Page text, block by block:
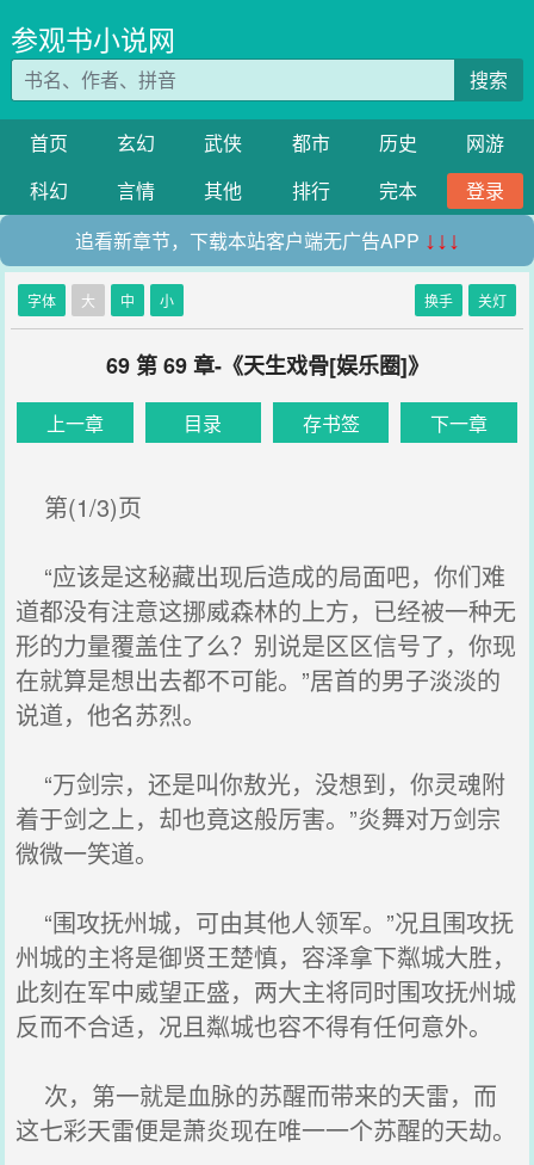
参观书小说网
搜索
首页 玄幻 武侠 都市 历史
网游
科幻
言情 其他 排行 完本
登录
追看新章节，下载本站客户端无广告APP ↓↓↓
字体 大 中 小 换手 关灯
69 第 69 章-《天生戏骨[娱乐圈]》
上一章 目录 存书签 下一章
第(1/3)页
“应该是这秘藏出现后造成的局面吧，你们难
道都没有注意这挪威森林的上方，已经被一种无
形的力量覆盖住了么？别说是区区信号了，你现
在就算是想出去都不可能。”居首的男子淡淡的
说道，他名苏烈。
“万剑宗，还是叫你敖光，没想到，你灵魂附
着于剑之上，却也竟这般厉害。”炎舞对万剑宗
微微一笑道。
“围攻抚州城，可由其他人领军。”况且围攻抚
州城的主将是御贤王楚慎，容泽拿下粼城大胜，
此刻在军中威望正盛，两大主将同时围攻抚州城
反而不合适，况且粼城也容不得有任何意外。
次，第一就是血脉的苏醒而带来的天雷，而
这七彩天雷便是萧炎现在唯一一个苏醒的天劫。